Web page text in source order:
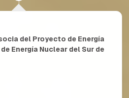
del Proyecto de Energía
Energía Nuclear del Sur de